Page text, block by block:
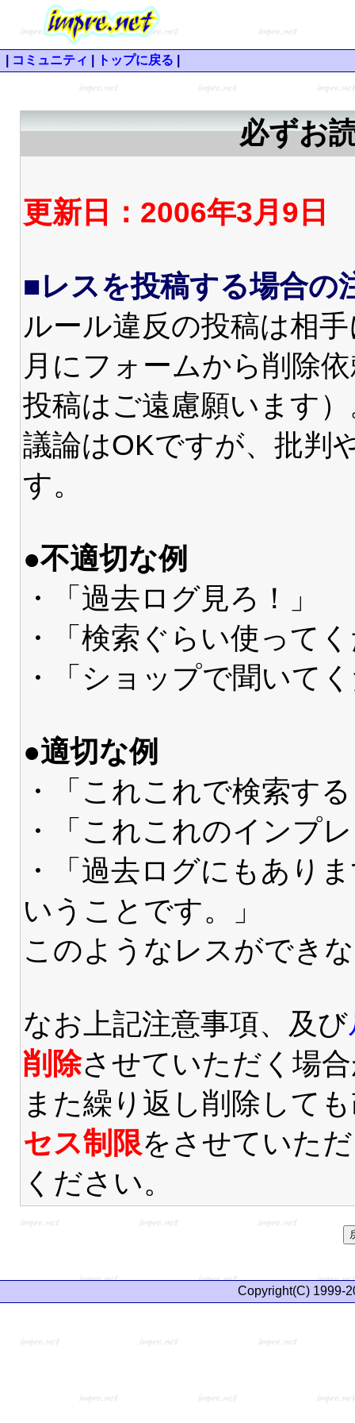
コミュニティ トップに戻る
必ずお
更新日：2006年3月9日
■レスを投稿する場合の
ルール違反の投稿は相
月にフォームから削除
投稿はご遠慮願います
議論はOKですが、批判
す。
●不適切な例
・「過去ログ見ろ！」
・「検索ぐらい使って
・「ショップで聞いて
●適切な例
・「これこれで検索す
・「これこれのインプ
・「過去ログにもあり
いうことです。」
このようなレスができ
なお上記注意事項、及び
削除させていただく場
また繰り返し削除して
セス制限をさせていた
ください。
Copyright(C) 1999-